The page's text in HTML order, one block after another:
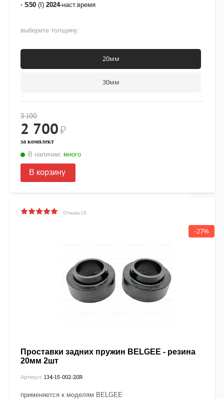
· S50 (I) 2024-наст.время
выберите толщину:
20мм
30мм
3 100
2 700₽
за комплект
В наличии: много
В корзину
Отзывы (3)
-27%
Проставки задних пружин BELGEE - резина
20мм 2шт
Артикул: 134-15-002-20R
применяется к моделям BELGEE